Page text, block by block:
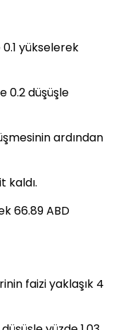
yükselerek
0.2 düşüşle
ardından
kaldı.
66.89 ABD
faizi yaklaşık 4